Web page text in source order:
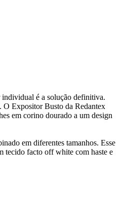
individual é a solução definitiva.
O Expositor Busto da Redantex
em corino dourado a um design
em diferentes tamanhos. Esse
tecido facto off white com haste e